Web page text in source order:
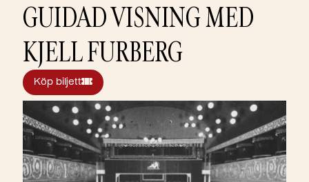
GUIDAD VISNING MED
KJELL FURBERG
Köp biljett